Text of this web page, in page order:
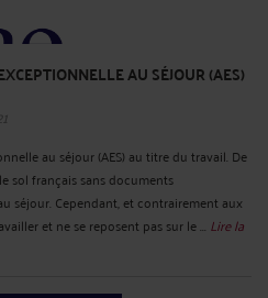
AU SÉJOUR (AES)
au séjour (AES) au titre du travail. De
sol français sans documents
séjour. Cependant, et contrairement aux
et ne se reposent pas sur le ... Lire la